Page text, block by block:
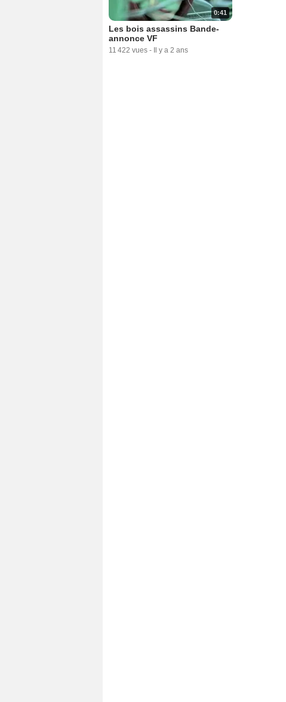
0:41
Les bois assassins Bande-
annonce VF
11 422 vues - Il y a 2 ans